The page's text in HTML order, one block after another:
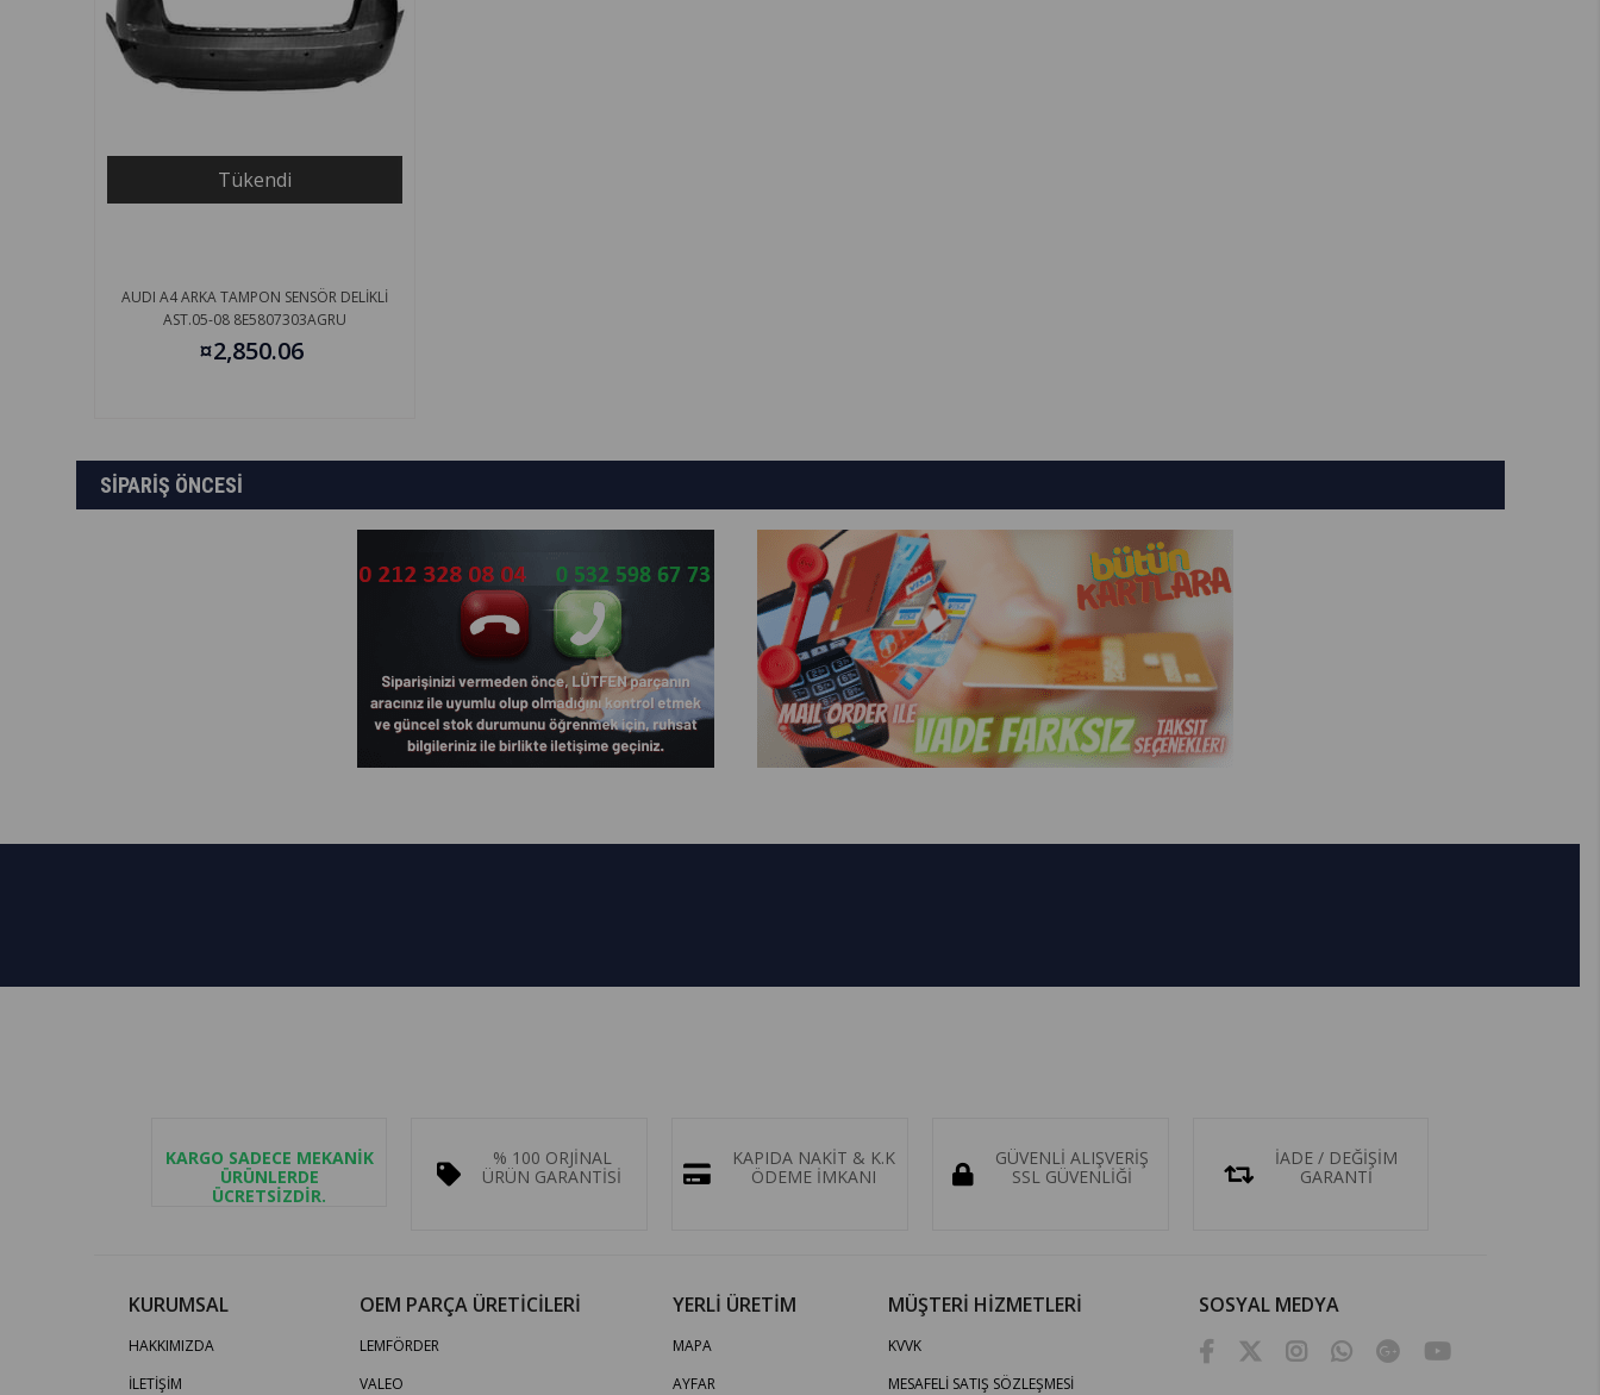
Tükendi
AUDI A4 ARKA TAMPON SENSÖR DELİKLİ
AST.05-08 8E5807303AGRU
¤2,850.06
SİPARİŞ ÖNCESİ
KARGO SADECE MEKANİK
ÜRÜNLERDE
ÜCRETSİZDİR.
% 100 ORJİNAL
ÜRÜN GARANTİSİ
KAPIDA NAKİT & K.K
ÖDEME İMKANI
GÜVENLİ ALIŞVERİŞ
SSL GÜVENLİĞİ
İADE / DEĞİŞİM
GARANTİ
KURUMSAL
HAKKIMIZDA
İLETİŞİM
OEM PARÇA ÜRETİCİLERİ
LEMFÖRDER
VALEO
YERLİ ÜRETİM
MAPA
AYFAR
MÜŞTERİ HİZMETLERİ
KVVK
MESAFELİ SATIŞ SÖZLEŞMESİ
SOSYAL MEDYA